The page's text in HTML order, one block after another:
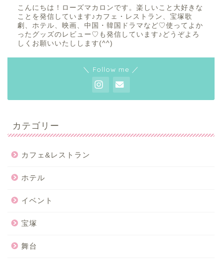
こんにちは！ローズマカロンです。楽しいこと大好きな
ことを発信しています♪カフェ・レストラン、宝塚歌
劇、ホテル、映画、中国・韓国ドラマなど♡使ってよか
ったグッズのレビュー♡も発信しています♪どうぞよろ
しくお願いいたしします(^^)
＼ Follow me ／
カテゴリー
カフェ&レストラン
ホテル
イベント
宝塚
舞台